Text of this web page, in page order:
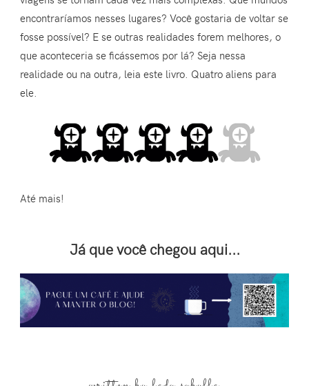
encontraríamos nesses lugares? Você gostaria de voltar se
fosse possível? E se outras realidades forem melhores, o
que aconteceria se ficássemos por lá? Seja nessa
realidade ou na outra, leia este livro. Quatro aliens para
ele.
Até mais!
Já que você chegou aqui...